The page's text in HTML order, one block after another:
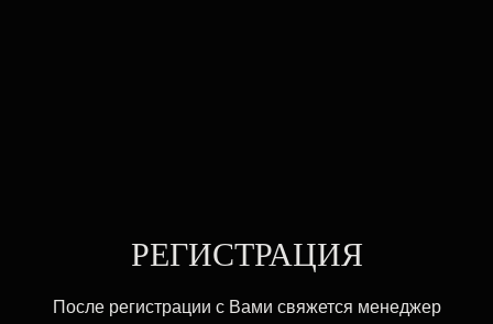
РЕГИСТРАЦИЯ
После регистрации с Вами свяжется менеджер